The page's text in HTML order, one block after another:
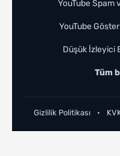
YouTube Spam
YouTube
Düşük İzleyici
Tüm
Gizlilik Politikası •